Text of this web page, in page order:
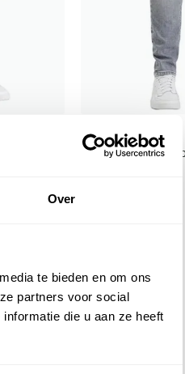
Over
te bieden en om ons
partners voor social
die u aan ze heeft
Cast Iron
jeans Shiftback